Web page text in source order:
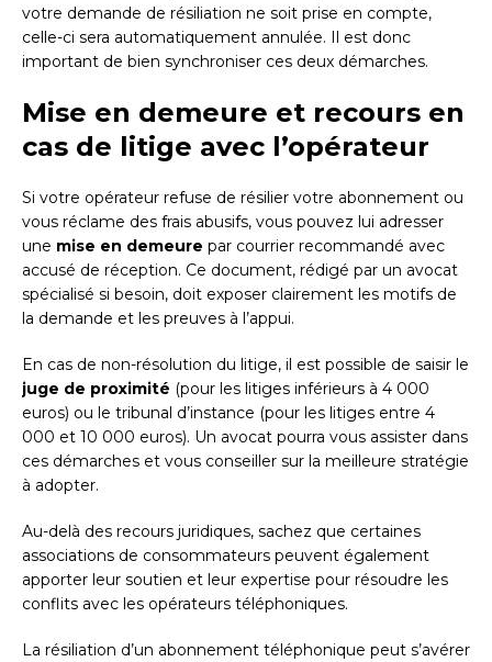
votre demande de résiliation ne soit prise en compte,
celle-ci sera automatiquement annulée. Il est donc
important de bien synchroniser ces deux démarches.
Mise en demeure et recours en
cas de litige avec l’opérateur
Si votre opérateur refuse de résilier votre abonnement ou
vous réclame des frais abusifs, vous pouvez lui adresser
une mise en demeure par courrier recommandé avec
accusé de réception. Ce document, rédigé par un avocat
spécialisé si besoin, doit exposer clairement les motifs de
la demande et les preuves à l’appui.
En cas de non-résolution du litige, il est possible de saisir le
juge de proximité (pour les litiges inférieurs à 4 000
euros) ou le tribunal d’instance (pour les litiges entre 4
000 et 10 000 euros). Un avocat pourra vous assister dans
ces démarches et vous conseiller sur la meilleure stratégie
à adopter.
Au-delà des recours juridiques, sachez que certaines
associations de consommateurs peuvent également
apporter leur soutien et leur expertise pour résoudre les
conflits avec les opérateurs téléphoniques.
La résiliation d’un abonnement téléphonique peut s’avérer